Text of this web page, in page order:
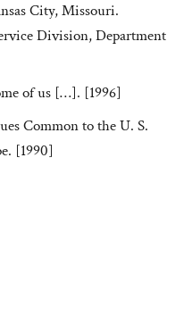
City, Missouri.
Division, Department
of us […]. [1996]
Common to the U. S.
[1990]